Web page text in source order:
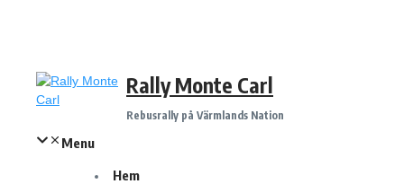
Hoppa
innehåll
Rally Monte Carl
Rebusrally på Värmlands Nation
Menu
Hem